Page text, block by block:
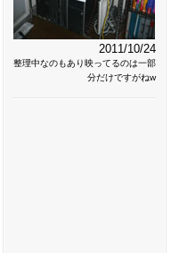
2011/10/24
整理中なのもあり映ってるのは一部
分だけですがねw